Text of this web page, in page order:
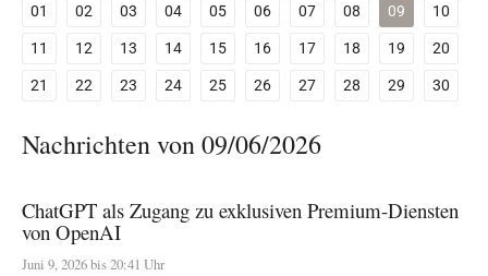
01
02 03 04 05 06 07 08 09
10
11
12 13 14 15 16 17 18 19
20
21
22 23 24 25 26 27 28 29 30
Nachrichten von 09/06/2026
ChatGPT als Zugang zu exklusiven Premium-Diensten
von OpenAI
Juni 9, 2026 bis 20:41 Uhr